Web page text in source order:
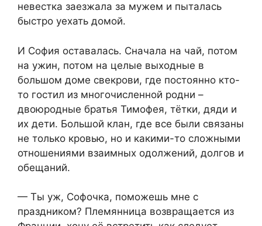
невестка заезжала за мужем и пыталась
быстро уехать домой.
И София оставалась. Сначала на чай, потом
на ужин, потом на целые выходные в
большом доме свекрови, где постоянно кто-
то гостил из многочисленной родни –
двоюродные братья Тимофея, тётки, дяди и
их дети. Большой клан, где все были связаны
не только кровью, но и какими-то сложными
отношениями взаимных одолжений, долгов и
обещаний.
— Ты уж, Софочка, поможешь мне с
праздником? Племянница возвращается из